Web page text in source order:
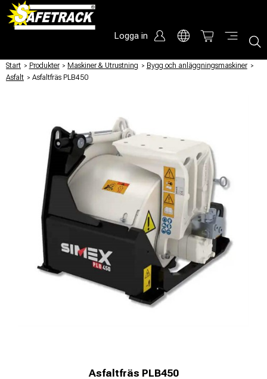
Logga in
Start / Produkter / Maskiner & Utrustning / Bygg och anläggningsmaskiner /
Asfalt / Asfaltfräs PLB450
Asfaltfräs PLB450